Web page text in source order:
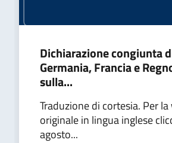
Dichiarazione congiunta
Germania, Francia e
sulla...
Traduzione di cortesia. Per
originale in lingua inglese
agosto...